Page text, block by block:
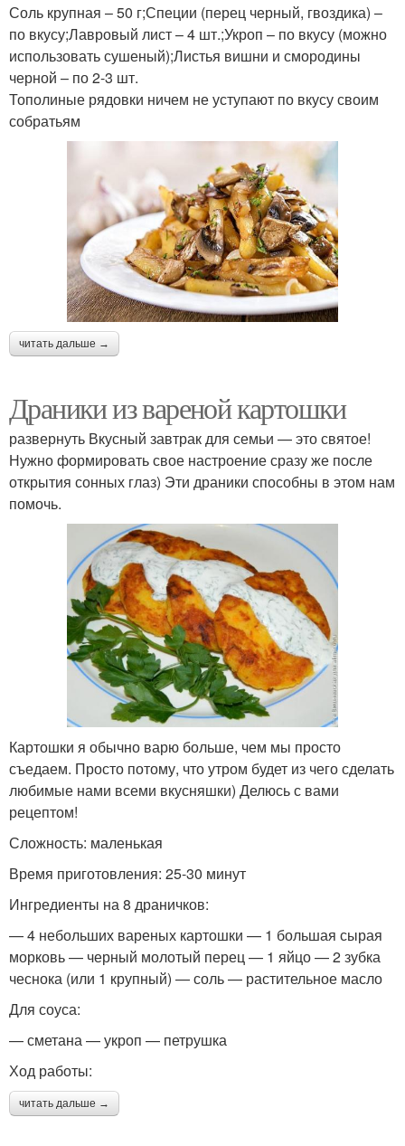
Соль крупная – 50 г;Специи (перец черный, гвоздика) –
по вкусу;Лавровый лист – 4 шт.;Укроп – по вкусу (можно
использовать сушеный);Листья вишни и смородины
черной – по 2-3 шт.
Тополиные рядовки ничем не уступают по вкусу своим
собратьям
читать дальше →
Драники из вареной картошки
развернуть Вкусный завтрак для семьи — это святое!
Нужно формировать свое настроение сразу же после
открытия сонных глаз) Эти драники способны в этом нам
помочь.
Картошки я обычно варю больше, чем мы просто
съедаем. Просто потому, что утром будет из чего сделать
любимые нами всеми вкусняшки) Делюсь с вами
рецептом!
Сложность: маленькая
Время приготовления: 25-30 минут
Ингредиенты на 8 драничков:
— 4 небольших вареных картошки — 1 большая сырая
морковь — черный молотый перец — 1 яйцо — 2 зубка
чеснока (или 1 крупный) — соль — растительное масло
Для соуса:
— сметана — укроп — петрушка
Ход работы:
читать дальше →